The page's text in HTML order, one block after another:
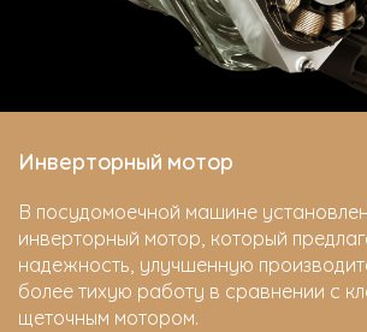
Инверторный мотор
В посудомоечной машине
инверторный мотор, который
надежность, улучшенную
более тихую работу в сравнении с
щеточным мотором.